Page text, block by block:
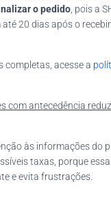
o pedido , pois a
20 dias após o
completas, acesse a
com antecedência
às informações do
taxas, porque
e evita frustrações.